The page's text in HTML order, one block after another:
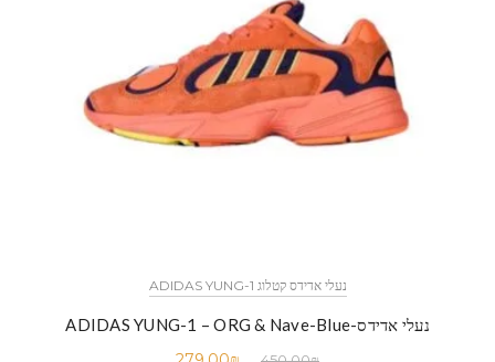
נעלי אדידס קטלוג ADIDAS YUNG-1
נעלי אדידס-ADIDAS YUNG-1 – ORG & Nave-Blue